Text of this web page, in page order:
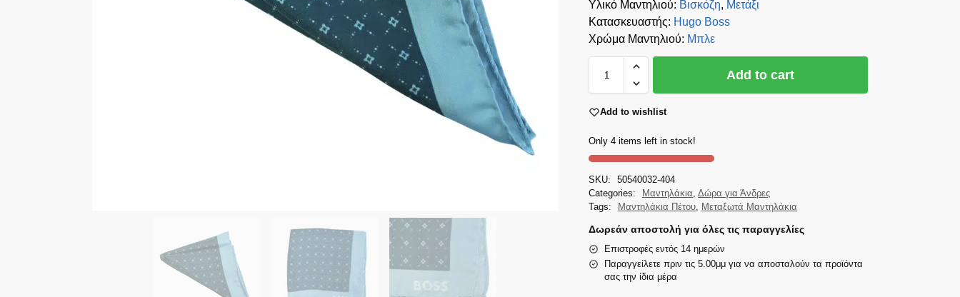
Υλικό Μαντηλιού: Βισκόζη, Μετάξι
Κατασκευαστής: Hugo Boss
Χρώμα Μαντηλιού: Μπλε
Add to cart
Add to wishlist
Only 4 items left in stock!
SKU:
50540032-404
Categories:
Μαντηλάκια ,Δώρα για Άνδρες
Tags:
Μαντηλάκια Πέτου Μεταξωτά Μαντηλάκια
Δωρεάν αποστολή για όλες τις παραγγελίες
Επιστροφές εντός 14 ημερών
Παραγγείλετε πριν τις 5.00μμ για να αποσταλούν τα προϊόντα
σας την ίδια μέρα